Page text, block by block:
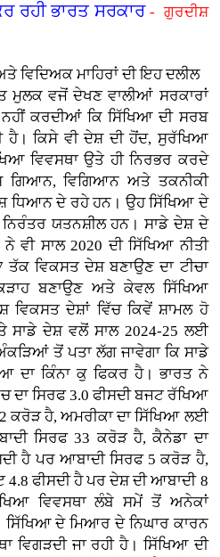
ਰਹੀ ਭਾਰਤ ਸਰਕਾਰ- ਗੁਰਦੀਸ਼
ਮਾਹਿਰਾਂ ਦੀ ਇਹ ਦਲੀਲ
ਵਜੋਂ ਦੇਖਣ ਵਾਲੀਆਂ ਸਰਕਾਰਾਂ
ਕਰਦੀਆਂ ਕਿ ਸਿੱਖਿਆ ਦੀ ਸਰਬ
ਹੈ। ਕਿਸੇ ਵੀ ਦੇਸ਼ ਦੀ ਹੋਂਦ, ਸੁਰੱਖਿਆ
ਵਿਵਸਥਾ ਉਤੇ ਹੀ ਨਿਰਭਰ ਕਰਦੇ
ਵਿਗਿਆਨ ਅਤੇ ਤਕਨੀਕੀ
ਧਿਆਨ ਦੇ ਰਹੇ ਹਨ। ਉਹ ਸਿੱਖਿਆ ਦੇ
ਯਤਨਸ਼ੀਲ ਹਨ। ਸਾਡੇ ਦੇਸ਼ ਦੇ
ਵੀ ਸਾਲ 2020 ਦੀ ਸਿੱਖਿਆ ਨੀਤੀ
ਵਿਕਸਤ ਦੇਸ਼ ਬਣਾਉਣ ਦਾ ਟੀਚਾ
ਬਣਾਉਣ ਅਤੇ ਕੇਵਲ ਸਿੱਖਿਆ
ਵਿਕਸਤ ਦੇਸ਼ਾਂ ਵਿੱਚ ਕਿਵੇਂ ਸ਼ਾਮਲ ਹੋ
ਸਾਡੇ ਦੇਸ਼ ਵਲੋਂ ਸਾਲ 2024-25 ਲਈ
ਤੋਂ ਪਤਾ ਲੱਗ ਜਾਵੇਗਾ ਕਿ ਸਾਡੇ
ਦਾ ਕਿੰਨਾ ਕੁ ਫਿਕਰ ਹੈ। ਭਾਰਤ ਨੇ
ਸਿਰਫ 3.0 ਫੀਸਦੀ ਬਜਟ ਰੱਖਿਆ
ਕਰੋੜ ਹੈ, ਅਮਰੀਕਾ ਦਾ ਸਿੱਖਿਆ ਲਈ
ਸਿਰਫ 33 ਕਰੋੜ ਹੈ, ਕੈਨੇਡਾ ਦਾ
ਹੈ ਪਰ ਆਬਾਦੀ ਸਿਰਫ 5 ਕਰੋੜ ਹੈ,
ਫੀਸਦੀ ਹੈ ਪਰ ਦੇਸ਼ ਦੀ ਆਬਾਦੀ 8
ਵਿਵਸਥਾ ਲੰਬੇ ਸਮੇਂ ਤੋਂ ਅਨੇਕਾਂ
ਸਿੱਖਿਆ ਦੇ ਮਿਆਰ ਦੇ ਨਿਘਾਰ ਕਾਰਨ
ਵਿਗੜਦੀ ਜਾ ਰਹੀ ਹੈ। ਸਿੱਖਿਆ ਦੀ